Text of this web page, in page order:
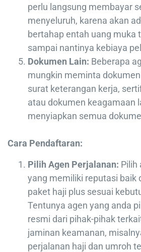
perlu langsung membayar
menyeluruh, karena akan
bertahap entah uang muka
sampai nantinya kebiaya
Dokumen Lain: Beberapa
mungkin meminta
surat keterangan kerja,
atau dokumen keagamaan
menyiapkan semua
Cara Pendaftaran:
Pilih Agen Perjalanan: Pilih
yang memiliki reputasi baik
paket haji plus sesuai
Tentunya agen yang anda
resmi dari pihak-pihak
jaminan keamanan,
perjalanan haji dan umroh